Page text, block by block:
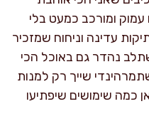
עמוק ומורכב כמעט בלי
עדינה וניחוח שמזכיר
נהדר גם באוכל הכי
שייך רק למנות
כמה שימושים שיפתיעו